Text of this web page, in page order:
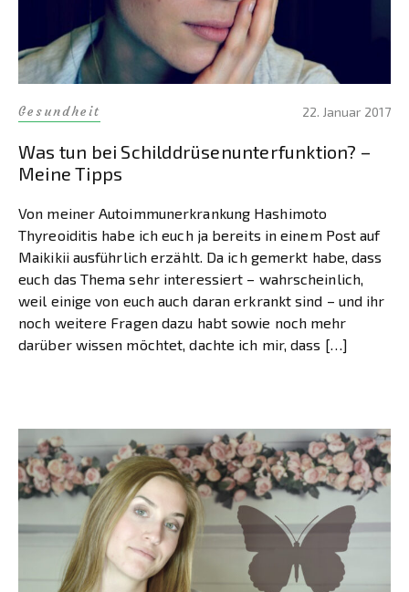
Gesundheit 22. Januar 2017
Was tun bei Schilddrüsenunterfunktion? –
Meine Tipps
Von meiner Autoimmunerkrankung Hashimoto
Thyreoiditis habe ich euch ja bereits in einem Post auf
Maikikii ausführlich erzählt. Da ich gemerkt habe, dass
euch das Thema sehr interessiert – wahrscheinlich,
weil einige von euch auch daran erkrankt sind – und ihr
noch weitere Fragen dazu habt sowie noch mehr
darüber wissen möchtet, dachte ich mir, dass […]